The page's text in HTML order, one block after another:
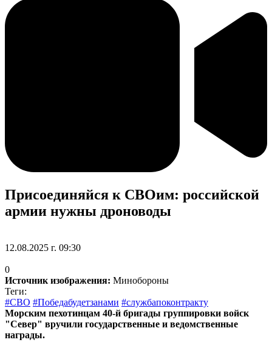
Присоединяйся к СВОим: российской
армии нужны дроноводы
12.08.2025 г. 09:30
0
Источник изображения: Минобороны
Теги:
#СВО #Победабудетзанами #службапоконтракту
Морским пехотинцам 40-й бригады группировки войск
"Север" вручили государственные и ведомственные
награды.